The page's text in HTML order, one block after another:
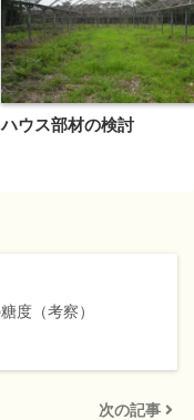
ハウス部材の検討
度（考察）
次の記事